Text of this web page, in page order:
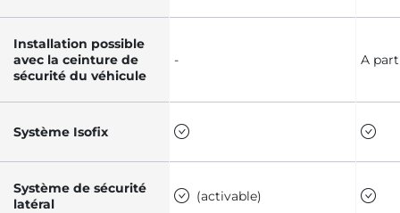
Installation possible
avec la ceinture de
sécurité du véhicule
- A
Système Isofix
Système de sécurité
latéral
(activable)